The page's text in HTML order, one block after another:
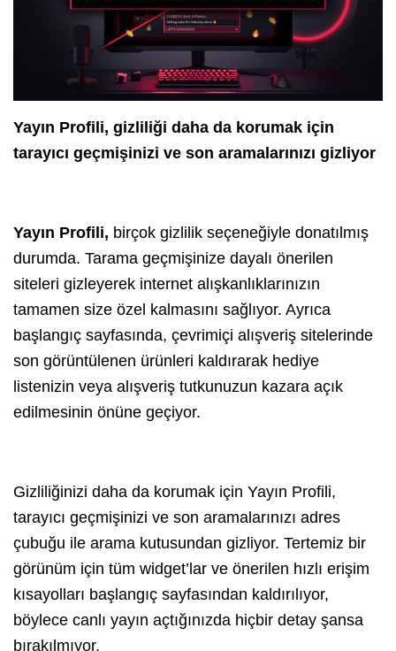
Yayın Profili, gizliliği daha da korumak için
tarayıcı geçmişinizi ve son aramalarınızı gizliyor
Yayın Profili, birçok gizlilik seçeneğiyle donatılmış
durumda. Tarama geçmişinize dayalı önerilen
siteleri gizleyerek internet alışkanlıklarınızın
tamamen size özel kalmasını sağlıyor. Ayrıca
başlangıç sayfasında, çevrimiçi alışveriş sitelerinde
son görüntülenen ürünleri kaldırarak hediye
listenizin veya alışveriş tutkunuzun kazara açık
edilmesinin önüne geçiyor.
Gizliliğinizi daha da korumak için Yayın Profili,
tarayıcı geçmişinizi ve son aramalarınızı adres
çubuğu ile arama kutusundan gizliyor. Tertemiz bir
görünüm için tüm widget’lar ve önerilen hızlı erişim
kısayolları başlangıç sayfasından kaldırılıyor,
böylece canlı yayın açtığınızda hiçbir detay şansa
bırakılmıyor.